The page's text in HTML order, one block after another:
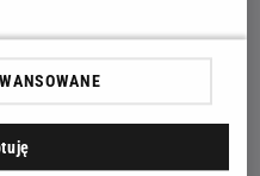
w celu
i pokoju między